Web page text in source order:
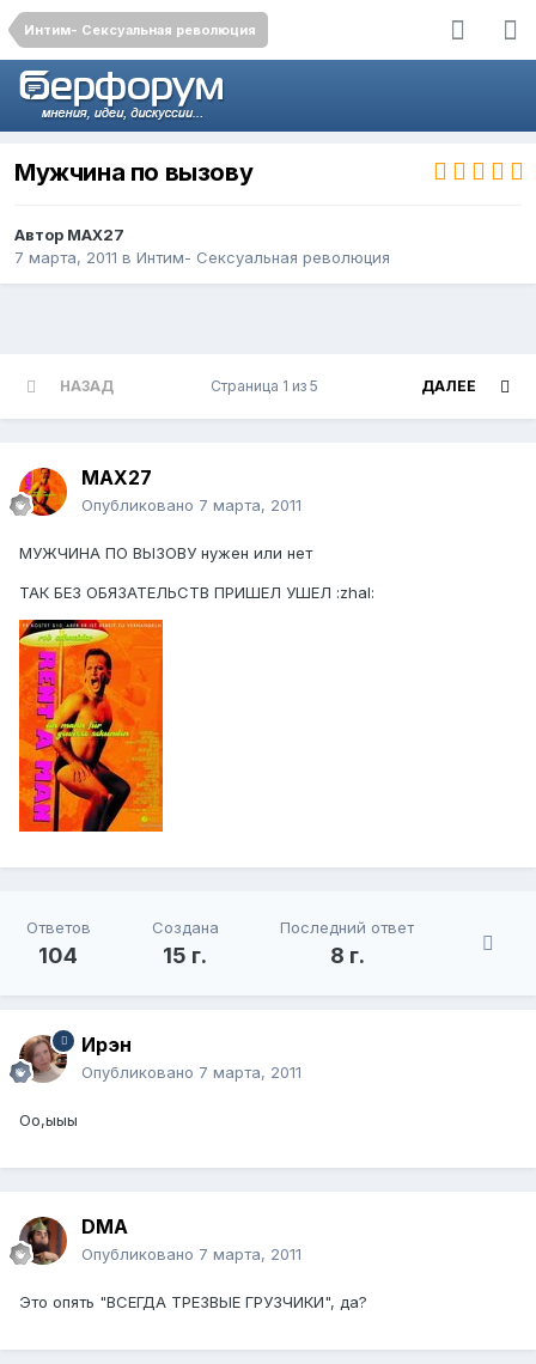
Интим- Сексуальная революция
Мужчина по вызову
Автор MAX27
7 марта, 2011 в Интим- Сексуальная революция
НАЗАД ДАЛЕЕ
Страница 1 из 5
MAX27
Опубликовано 7 марта, 2011
МУЖЧИНА ПО ВЫЗОВУ нужен или нет
ТАК БЕЗ ОБЯЗАТЕЛЬСТВ ПРИШЕЛ УШЕЛ :zhal:
Ответов
104
Создана
15 г.
Последний ответ
8 г.
Ирэн
Опубликовано 7 марта, 2011
Оо,ыыы
DMA
Опубликовано 7 марта, 2011
Это опять "ВСЕГДА ТРЕЗВЫЕ ГРУЗЧИКИ", да?